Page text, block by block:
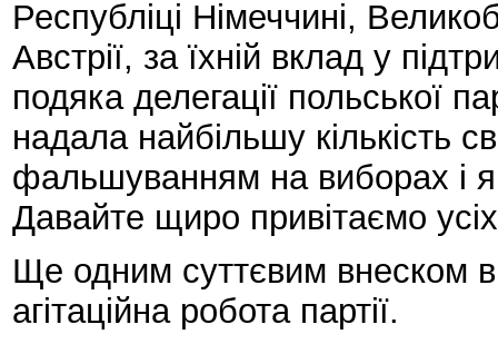
Республіці Німеччині,
Австрії, за їхній вклад у
подяка делегації польської
надала найбільшу кількість
фальшуванням на виборах і
Давайте щиро привітаємо
Ще одним суттєвим внеском
агітаційна робота партії.